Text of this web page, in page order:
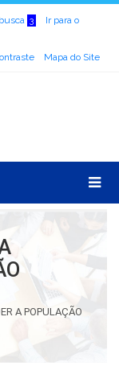
3
Ir para o
Mapa do Site
A POPULAÇÃO